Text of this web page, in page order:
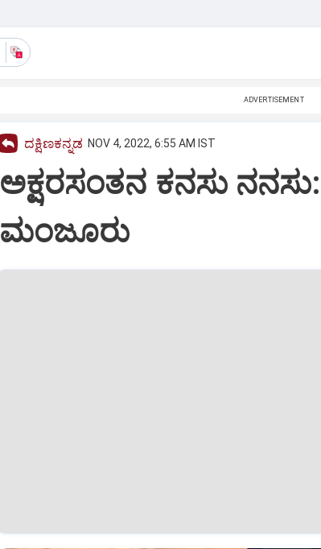
ADVERTISEMENT
ದಕ್ಷಿಣಕನ್ನಡ NOV 4, 2022, 6:55 AM IST
ಅಕ್ಷರಸಂತನ ಕನಸು
ಮಂಜೂರು